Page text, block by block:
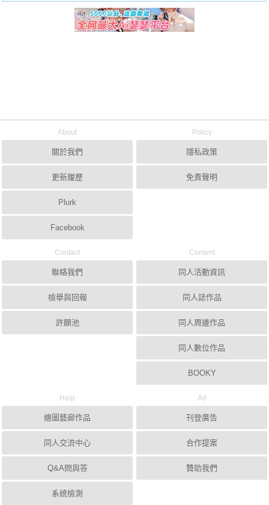
About
關於我們
更新履歷
Plurk
Facebook
Policy
隱私政策
免責聲明
Contact
聯絡我們
檢舉與回報
許願池
Content
同人活動資訊
同人誌作品
同人周邊作品
同人數位作品
BOOKY
Help
繪圖藝廊作品
同人交流中心
Q&A問與答
系統檢測
Ad
刊登廣告
合作提案
贊助我們